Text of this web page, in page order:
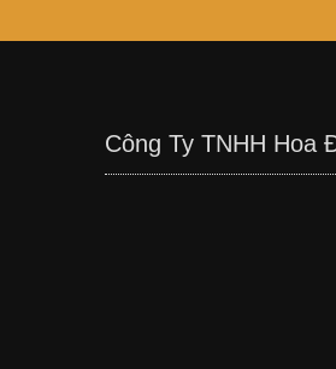
Công Ty TNHH Hoa